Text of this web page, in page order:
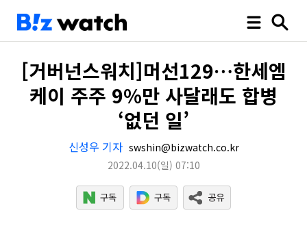
[거버넌스워치]머선129…한세엠
케이 주주 9%만 사달래도 합병
‘없던 일’
신성우 기자 swshin@bizwatch.co.kr
2022.04.10(일) 07:10